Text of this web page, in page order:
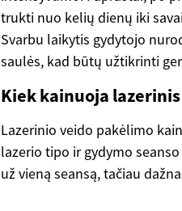
trukti nuo kelių dienų iki
Svarbu laikytis gydytojo
saulės, kad būtų užtikrinti
Kiek kainuoja
Lazerinio veido pakėlimo
lazerio tipo ir gydymo
už vieną seansą, tačiau